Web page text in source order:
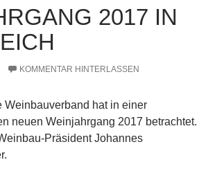
2017 IN
KOMMENTAR HINTERLASSEN
Weinbauverband hat in einer
neuen Weinjahrgang 2017 betrachtet.
Präsident Johannes